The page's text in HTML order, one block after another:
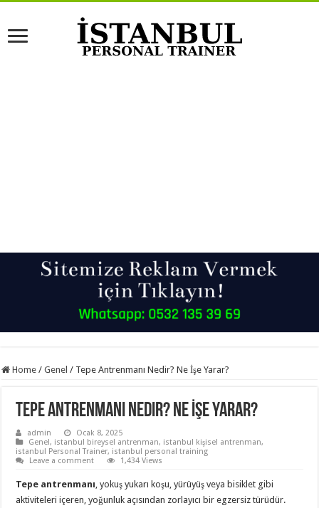
Home / Genel / Tepe Antrenmanı Nedir? Ne İşe Yarar?
Tepe Antrenmanı Nedir? Ne İşe Yarar?
admin
Ocak 8, 2025
Genel, istanbul bireysel antrenman, istanbul kişisel antrenman,
istanbul Personal Trainer, istanbul personal training
Leave a comment
1,434 Views
Tepe antrenmanı, yokuş yukarı koşu, yürüyüş veya bisiklet gibi
aktiviteleri içeren, yoğunluk açısından zorlayıcı bir egzersiz türüdür.